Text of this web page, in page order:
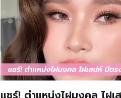
แชร์! ตำแหน่งไฝมงคล ไฝ